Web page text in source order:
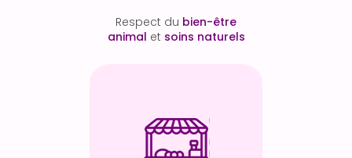
Respect du bien-être
animal et soins naturels